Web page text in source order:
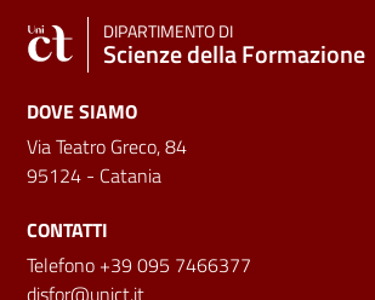
DIPARTIMENTO DI
Scienze della Formazione
DOVE SIAMO
Via Teatro Greco, 84
95124 - Catania
CONTATTI
Telefono +39 095 7466377
disfor@unict.it